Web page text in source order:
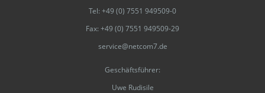
Tel: +49 (0) 7551 949509-0
Fax: +49 (0) 7551 949509-29
service@netcom7.de
Geschäftsführer:
Uwe Rudisile